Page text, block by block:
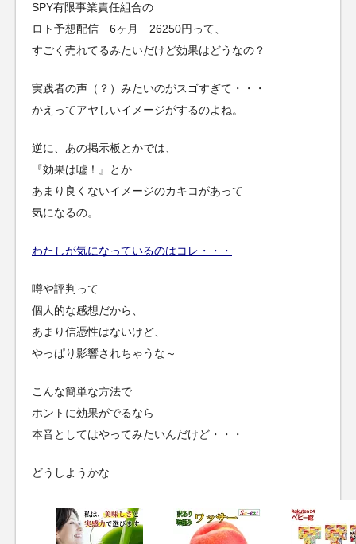
SPY有限事業責任組合の
ロト予想配信 6ヶ月 26250円って、
すごく売れてるみたいだけど効果はどうなの？
実践者の声（？）みたいのがスゴすぎて・・・
かえってアヤしいイメージがするのよね。
逆に、あの掲示板とかでは、
『効果は嘘！』とか
あまり良くないイメージのカキコがあって
気になるの。
わたしが気になっているのはコレ・・・
噂や評判って
個人的な感想だから、
あまり信憑性はないけど、
やっぱり影響されちゃうな～
こんな簡単な方法で
ホントに効果がでるなら
本音としてはやってみたいんだけど・・・
どうしようかな